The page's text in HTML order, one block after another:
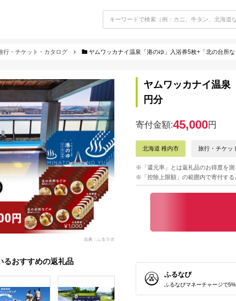
行・チケット・カタログ ヤムワッカナイ温泉「港のゆ」入浴券5枚+「北の台所
出典：ふるラボ
るおすすめの返礼品
ヤムワッカナイ温泉
円分
寄付金額:45,000円
北海道 稚内市 旅行・チケッ
※「還元率」とは返礼品のお得度を測
※「控除上限額」の範囲内で寄付す
ふるなび
ふるなびマネーチャージで5%